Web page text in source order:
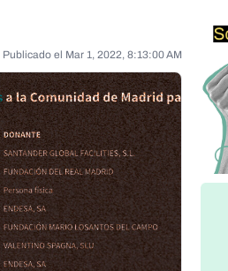
Publicado el Mar 1, 2022, 8:13:00 AM